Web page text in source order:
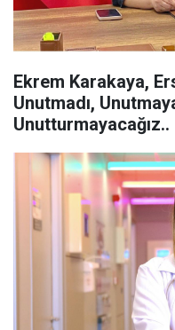
Ekrem Karakaya,
Unutmadı,
Unutturmayacağız..